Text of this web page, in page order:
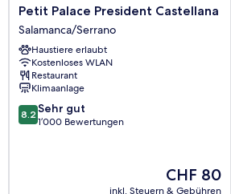
Petit
Palace
President
Castellana
Salamanca/Serrano
Petit Palace President Castellana
Salamanca/Serrano
Haustiere erlaubt
Kostenloses WLAN
Restaurant
Klimaanlage
8.2
von
8.2 Sehr gut
1’000 Bewertungen
Der
Preis
CHF 80
inkl. Steuern & Gebühren